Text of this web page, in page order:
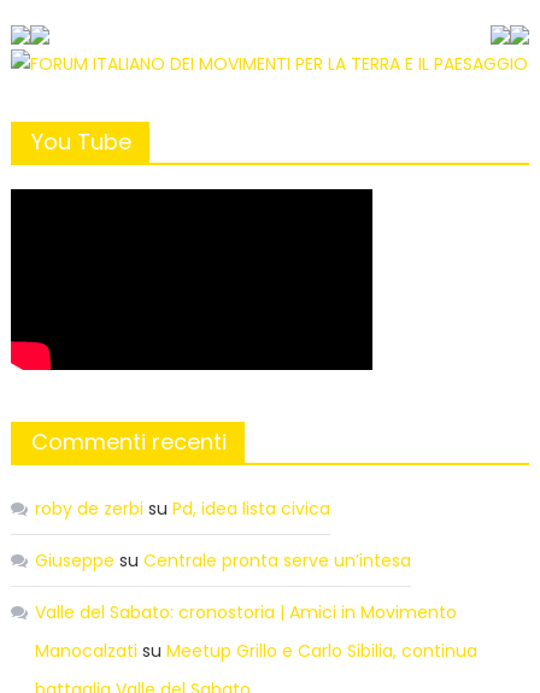
You Tube
Commenti recenti
roby de zerbi su Pd, idea lista civica
Giuseppe su Centrale pronta serve un’intesa
Valle del Sabato: cronostoria | Amici in Movimento
Manocalzati su Meetup Grillo e Carlo Sibilia, continua